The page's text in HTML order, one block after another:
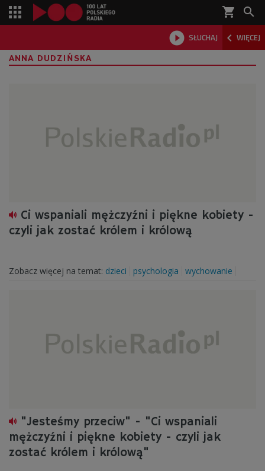
shopping_cart 
 SŁUCHAJ  WIĘCEJ

ANNA DUDZIŃSKA
Ci wspaniali mężczyźni i piękne kobiety -
czyli jak zostać królem i królową
Zobacz więcej na temat: dzieci psychologia wychowanie
"Jesteśmy przeciw" - "Ci wspaniali
mężczyźni i piękne kobiety - czyli jak
zostać królem i królową"